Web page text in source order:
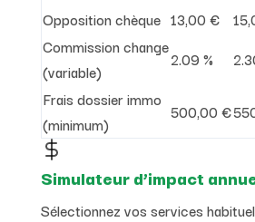
Opposition chèque 13,00 €
Commission change
(variable)
2.09 %
Frais dossier immo
(minimum)
500,00 €
Simulateur d’impact
Sélectionnez vos services